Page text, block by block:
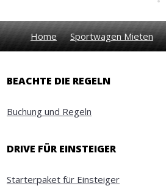
Home Sportwagen Mieten
BEACHTE DIE REGELN
Buchung und Regeln
DRIVE FÜR EINSTEIGER
Starterpaket für Einsteiger